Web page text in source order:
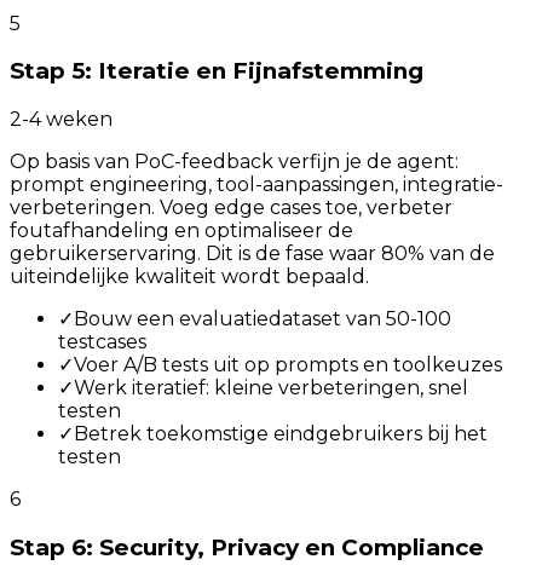
5
Stap 5: Iteratie en Fijnafstemming
2-4 weken
Op basis van PoC-feedback verfijn je de agent:
prompt engineering, tool-aanpassingen, integratie-
verbeteringen. Voeg edge cases toe, verbeter
foutafhandeling en optimaliseer de
gebruikerservaring. Dit is de fase waar 80% van de
uiteindelijke kwaliteit wordt bepaald.
✓Bouw een evaluatiedataset van 50-100
testcases
✓Voer A/B tests uit op prompts en toolkeuzes
✓Werk iteratief: kleine verbeteringen, snel
testen
✓Betrek toekomstige eindgebruikers bij het
testen
6
Stap 6: Security, Privacy en Compliance